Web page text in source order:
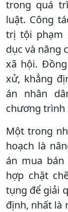
trong quá
luật. Công
trị tội phạm
dục và nâng
xã hội.
xử, khẳng
án nhân
chương trình
Một trong
hoạch là
án mua
hợp chặt
tụng để giải
định, nhất là